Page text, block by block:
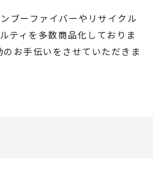
ブーファイバーやリサイクル
ティを多数商品化しておりま
お手伝いをさせていただきま